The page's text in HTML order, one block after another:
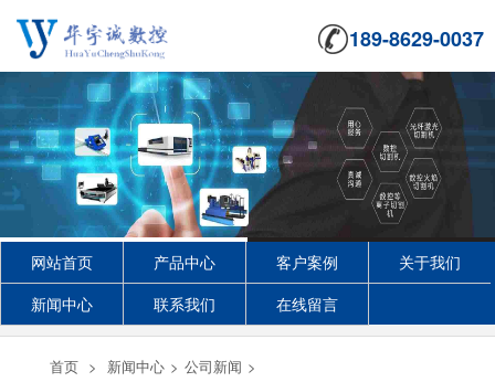
189-8629-0037
网站首页 产品中心 客户案例
关于我们
新闻中心
联系我们 在线留言
首页 > 新闻中心 > 公司新闻 >